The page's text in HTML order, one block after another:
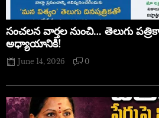
సంచలన వార్తల నుంచి… తెలుగు
అధ్యాయానికి!
June 14, 2026 0